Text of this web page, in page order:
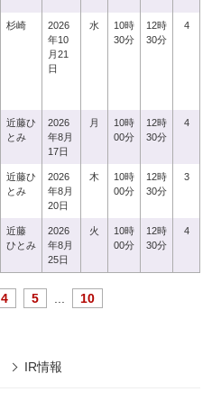
杉崎
2026
年10
月21
日
水
10時
30分
12時
30分
4
近藤ひ
とみ
2026
年8月
17日
月
10時
00分
12時
30分
4
近藤ひ
とみ
2026
年8月
20日
木
10時
00分
12時
30分
3
近藤
ひとみ
2026
年8月
25日
火
10時
00分
12時
30分
4
4 5 10
IR情報